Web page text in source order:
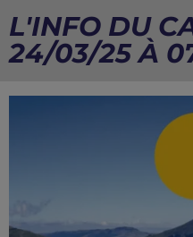
L'INFO DU
24/03/25 À